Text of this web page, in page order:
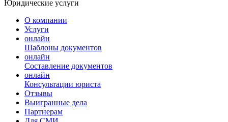
Юридические услуги
О компании
Услуги
онлайн
Шаблоны документов
онлайн
Составление документов
онлайн
Консультации юриста
Отзывы
Выигранные дела
Партнерам